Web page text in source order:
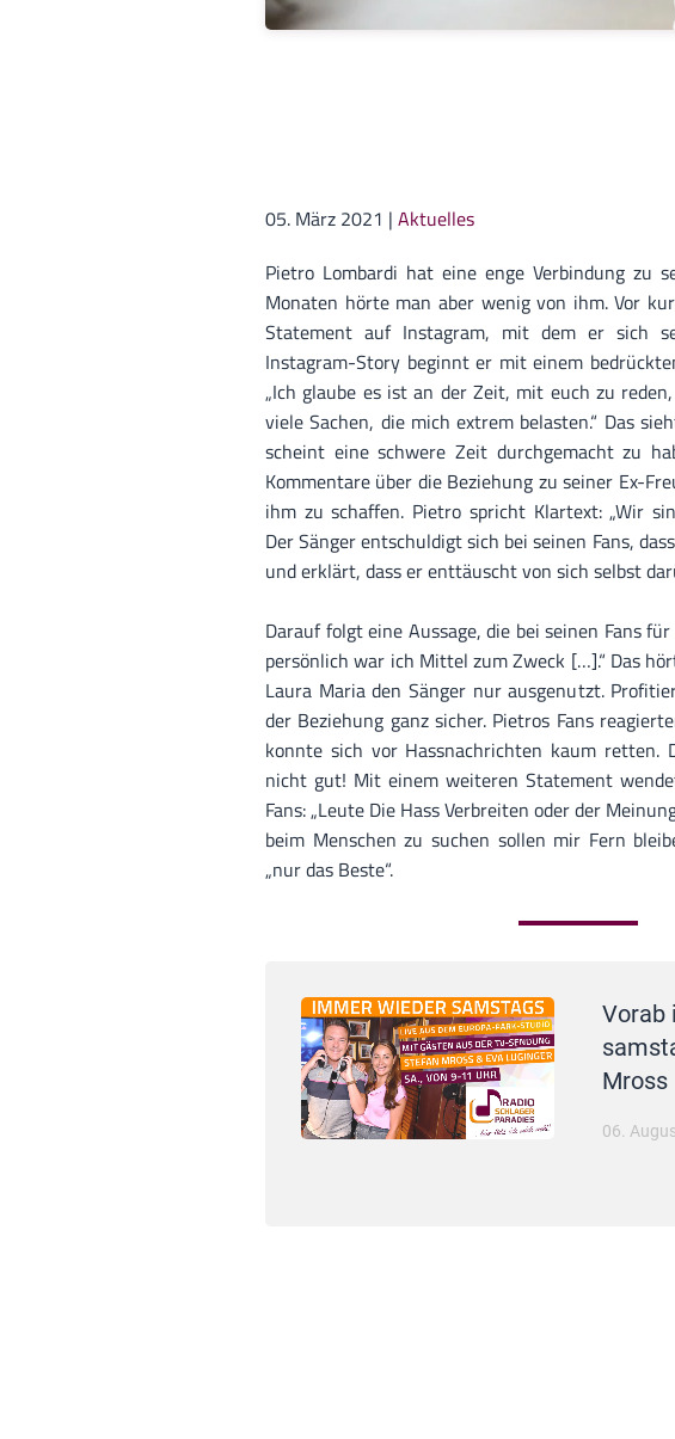
05. März 2021 | Aktuelles
Pietro Lombardi hat eine enge Verbindung zu
Monaten hörte man aber wenig von ihm. Vor
Statement auf Instagram, mit dem er sich
Instagram-Story beginnt er mit einem
„Ich glaube es ist an der Zeit, mit euch zu
viele Sachen, die mich extrem belasten.“ Das
scheint eine schwere Zeit durchgemacht zu
Kommentare über die Beziehung zu seiner Ex-
ihm zu schaffen. Pietro spricht Klartext: „Wir
Der Sänger entschuldigt sich bei seinen Fans,
und erklärt, dass er enttäuscht von sich selbst
Darauf folgt eine Aussage, die bei seinen Fans
persönlich war ich Mittel zum Zweck […].“ Das
Laura Maria den Sänger nur ausgenutzt.
der Beziehung ganz sicher. Pietros Fans
konnte sich vor Hassnachrichten kaum retten.
nicht gut! Mit einem weiteren Statement
Fans: „Leute Die Hass Verbreiten oder der
beim Menschen zu suchen sollen mir Fern
„nur das Beste“.
Vorab
Mross
06.